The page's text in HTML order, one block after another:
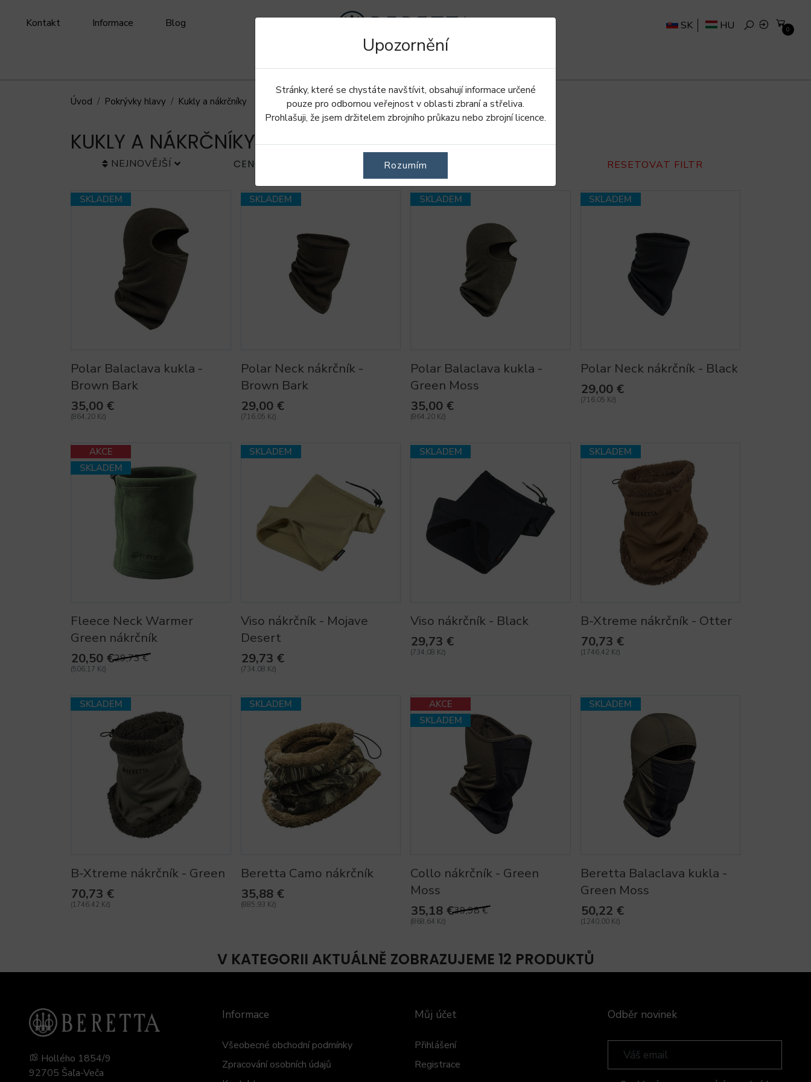
SK HU 0
Kontakt Informace Blog
Doplnky Oblečení Obuv
Úvod Pokrývky hlavy Kukly a nákrčníky
KUKLY A NÁKRČNÍKY
NEJNOVĚJŠÍ CENOVÝ ROZSAH RESETOVAT FILTR
SKLADEM
Polar Balaclava kukla -
Brown Bark
35,00 €
(864,20 Kč)
SKLADEM
Polar Neck nákrčník -
Brown Bark
29,00 €
(716,05 Kč)
SKLADEM
Polar Balaclava kukla -
Green Moss
35,00 €
(864,20 Kč)
SKLADEM
Polar Neck nákrčník - Black
29,00 €
(716,05 Kč)
AKCE
SKLADEM
Fleece Neck Warmer
Green nákrčník
20,50 €29,73 €
(506,17 Kč)
SKLADEM
Viso nákrčník - Mojave
Desert
29,73 €
(734,08 Kč)
SKLADEM
Viso nákrčník - Black
29,73 €
(734,08 Kč)
SKLADEM
B-Xtreme nákrčník - Otter
70,73 €
(1746,42 Kč)
SKLADEM
B-Xtreme nákrčník - Green
70,73 €
(1746,42 Kč)
SKLADEM
Beretta Camo nákrčník
35,88 €
(885,93 Kč)
AKCE
SKLADEM
Collo nákrčník - Green
Moss
35,18 €39,98 €
(868,64 Kč)
SKLADEM
Beretta Balaclava kukla -
Green Moss
50,22 €
(1240,00 Kč)
V KATEGORII AKTUÁLNĚ ZOBRAZUJEME 12 PRODUKTŮ
Odběr novinek
Informace
Všeobecné obchodní podmínky
Zpracování osobních údajů
Můj účet
Přihlášení
Registrace
Hollého 1854/9
92705 Šaľa-Veča
Upozornění
Stránky, které se chystáte navštívit, obsahují informace určené
pouze pro odbornou veřejnost v oblasti zbraní a střeliva.
Prohlašuji, že jsem držitelem zbrojního průkazu nebo zbrojní licence.
Rozumím